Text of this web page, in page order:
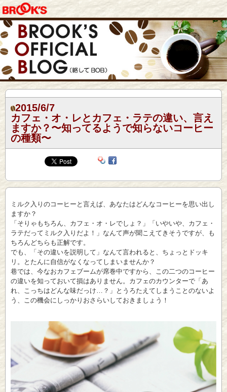
2015/6/7
カフェ・オ・レとカフェ・ラテの違い、言え
ますか？〜知ってるようで知らないコーヒー
の種類〜
ミルク入りのコーヒーと言えば、あなたはどんなコーヒーを思い出し
ますか？
「そりゃもちろん、カフェ・オ・レでしょ？」「いやいや、カフェ・
ラテだってミルク入りだよ！」なんて声が聞こえてきそうですが、も
ちろんどちらも正解です。
でも、「その違いを説明して」なんて言われると、ちょっとドッキ
リ。とたんに自信がなくなってしまいませんか？
巷では、今なおカフェブームが席巻中ですから、この二つのコーヒー
の違いを知っておいて損はありません。カフェのカウンターで「あ
れ、こっちはどんな味だっけ…？」とうろたえてしまうことのないよ
う、この機会にしっかりおさらいしておきましょう！